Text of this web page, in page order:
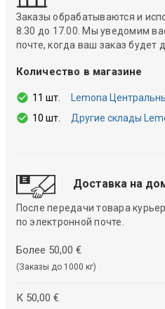
Заказы обрабатываются и
8.30 до 17.00. Мы уведомим
почте, когда ваш заказ будет
Количество в магазине
11 шт.
Lemona
10 шт.
Другие склады
Доставка на
После передачи товара
по электронной почте.
Более 50,00 €
(Заказы до 1000 кг)
К 50,00 €